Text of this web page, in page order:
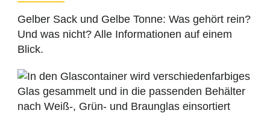
Gelber Sack und Gelbe Tonne: Was gehört rein?
Und was nicht? Alle Informationen auf einem
Blick.